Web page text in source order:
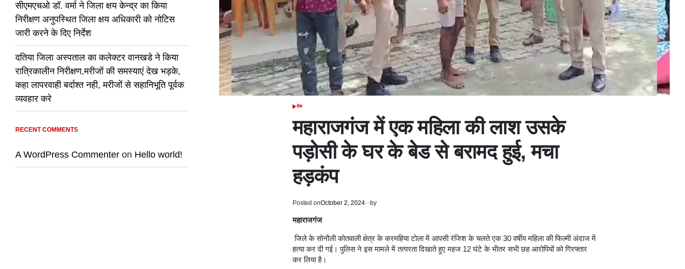
POSTED
देश
महाराजगंज में एक महिला की लाश उसके
पड़ोसी के घर के बेड से बरामद हुई, मचा
हड़कंप
Posted onOctober 2, 2024 by
महाराजगंज
जिले के सोनौली कोतवाली क्षेत्र के करमहिया टोला में आपसी रंजिश के चलते एक 30 वर्षीय महिला की फिल्मी अंदाज में
हत्या कर दी गई। पुलिस ने इस मामले में तत्परता दिखाते हुए महज 12 घंटे के भीतर सभी छह आरोपियों को गिरफ्तार
कर लिया है।
सीएमएचओ डॉ. वर्मा ने जिला क्षय केन्द्र का किया
निरीक्षण अनुपस्थित जिला क्षय अधिकारी को नोटिस
जारी करने के दिए निर्देश
दतिया जिला अस्पताल का कलेक्टर वानखडे ने किया
रात्रिकालीन निरीक्षण,मरीजों की समस्याएं देख भड़के,
कहा लापरवाही बर्दाश्त नही, मरीजों से सहानिभूति पूर्वक
व्यवहार करे
RECENT COMMENTS
A WordPress Commenter on Hello world!